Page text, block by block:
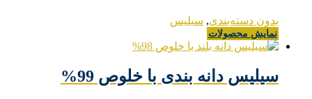
بدون دسته‌بندی, سیلیس
نمایش محصولات
سیلیس دانه بندی با خلوص 99%